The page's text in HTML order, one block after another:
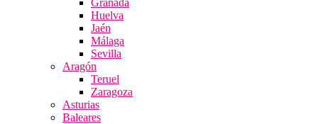
Granada
Huelva
Jaén
Málaga
Sevilla
Aragón
Teruel
Zaragoza
Asturias
Baleares